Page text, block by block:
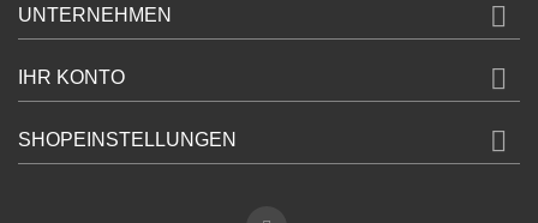
UNTERNEHMEN 
IHR KONTO 
SHOPEINSTELLUNGEN 